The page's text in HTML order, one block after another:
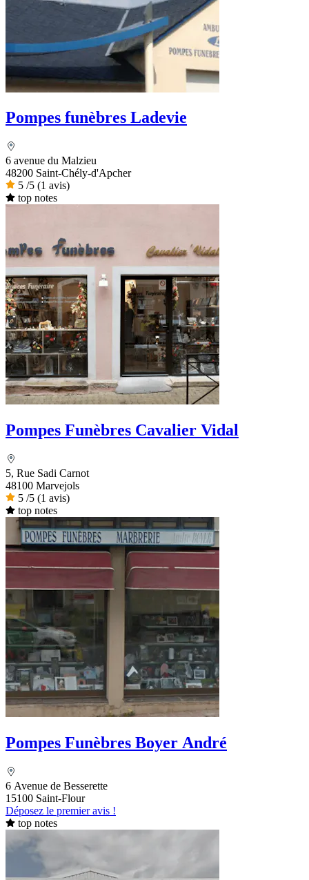
Pompes funèbres Ladevie
6 avenue du Malzieu
48200 Saint-Chély-d'Apcher
5 /5 (1 avis)
top notes
Pompes Funèbres Cavalier Vidal
5, Rue Sadi Carnot
48100 Marvejols
5 /5 (1 avis)
top notes
Pompes Funèbres Boyer André
6 Avenue de Besserette
15100 Saint-Flour
Déposez le premier avis !
top notes